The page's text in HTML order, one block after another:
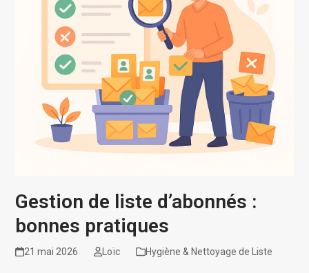
Gestion de liste d’abonnés :
bonnes pratiques
21 mai 2026 Loïc Hygiène & Nettoyage de Liste